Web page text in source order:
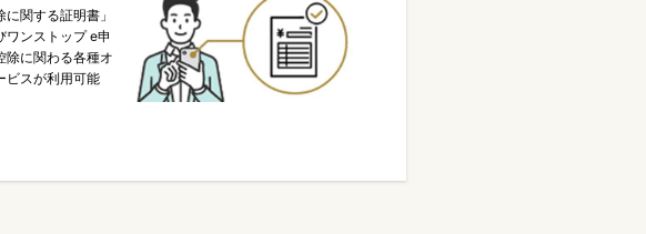
に関する証明書」
ワンストップ e申
除に関わる各種オ
ビスが利用可能